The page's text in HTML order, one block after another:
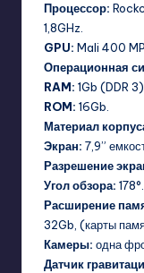
Процессор:
1,8GHz.
GPU: Mali 400
Операционная
RAM: 1Gb (DDR 3).
ROM: 16Gb.
Материал
Экран: 7,9”
Разрешение
Угол обзора: 178°.
Расширение
32Gb, (карты
Камеры: одна
Датчик